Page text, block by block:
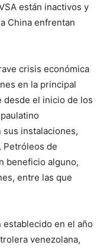
están inactivos y
China enfrentan
crisis económica
en la principal
desde el inicio de los
instalaciones,
Petróleos de
beneficio alguno,
entre las que
en el año
venezolana,